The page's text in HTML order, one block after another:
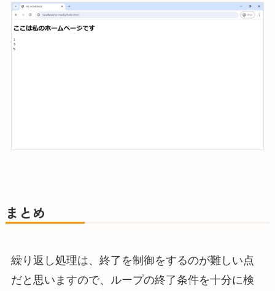
まとめ
繰り返し処理は、終了を制御をするのが難しい点
だと思いますので、ループの終了条件を十分に検